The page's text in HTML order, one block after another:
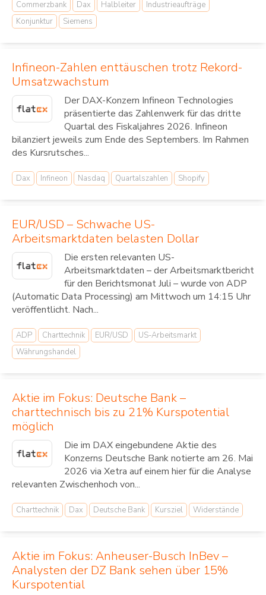
Commerzbank Dax Halbleiter
Industrieaufträge
Konjunktur
Siemens
Infineon-Zahlen enttäuschen trotz Rekord-
Umsatzwachstum
Der DAX-Konzern Infineon Technologies
präsentierte das Zahlenwerk für das dritte
Quartal des Fiskaljahres 2026. Infineon
bilanziert jeweils zum Ende des Septembers. Im Rahmen
des Kursrutsches...
Dax Infineon Nasdaq Quartalszahlen Shopify
EUR/USD – Schwache US-
Arbeitsmarktdaten belasten Dollar
Die ersten relevanten US-
Arbeitsmarktdaten – der Arbeitsmarktbericht
für den Berichtsmonat Juli – wurde von ADP
(Automatic Data Processing) am Mittwoch um 14:15 Uhr
veröffentlicht. Nach...
ADP Charttechnik EUR/USD
US-Arbeitsmarkt
Währungshandel
Aktie im Fokus: Deutsche Bank –
charttechnisch bis zu 21% Kurspotential
möglich
Die im DAX eingebundene Aktie des
Konzerns Deutsche Bank notierte am 26. Mai
2026 via Xetra auf einem hier für die Analyse
relevanten Zwischenhoch von...
Charttechnik Dax Deutsche Bank Kursziel Widerstände
Aktie im Fokus: Anheuser-Busch InBev –
Analysten der DZ Bank sehen über 15%
Kurspotential